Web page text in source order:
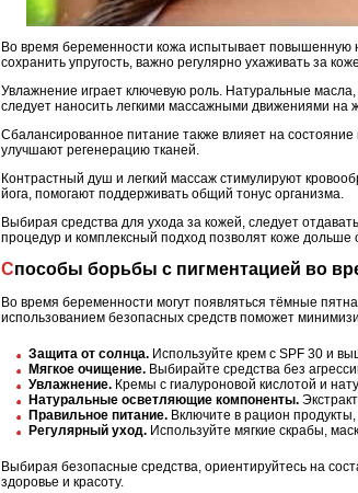
Во время беременности кожа испытывает повышенную
сохранить упругость, важно регулярно ухаживать за
Увлажнение играет ключевую роль. Натуральные
следует наносить легкими массажными движениями на
Сбалансированное питание также влияет на
улучшают регенерацию тканей.
Контрастный душ и легкий массаж стимулируют
йога, помогают поддерживать общий тонус организма.
Выбирая средства для ухода за кожей, следует
процедур и комплексный подход позволят коже дольше
Способы борьбы с пигментацией во
Во время беременности могут появляться тёмные
использованием безопасных средств поможет
Защита от солнца. Используйте крем с SPF 30 и
Мягкое очищение. Выбирайте средства без
Увлажнение. Кремы с гиалуроновой кислотой и
Натуральные осветляющие компоненты.
Правильное питание. Включите в рацион
Регулярный уход. Используйте мягкие скрабы,
Выбирая безопасные средства, ориентируйтесь на
здоровье и красоту.